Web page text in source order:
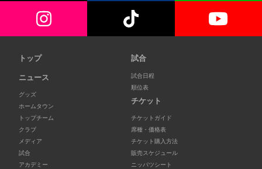
トップ
ニュース
グッズ
ホームタウン
トップチーム
クラブ
メディア
試合
アカデミー
試合
試合日程
順位表
チケット
チケットガイド
席種・価格表
チケット購入方法
販売スケジュール
ニッパツシート